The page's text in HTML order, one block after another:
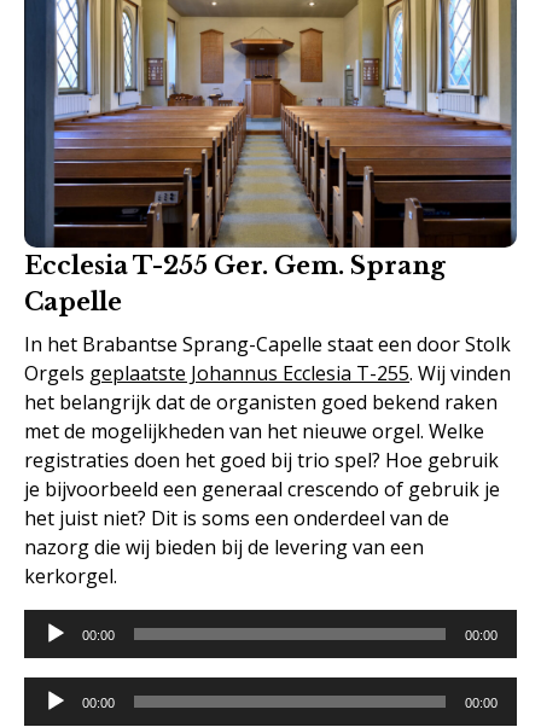
Ecclesia T-255 Ger. Gem. Sprang
Capelle
In het Brabantse Sprang-Capelle staat een door Stolk
Orgels geplaatste Johannus Ecclesia T-255. Wij vinden
het belangrijk dat de organisten goed bekend raken
met de mogelijkheden van het nieuwe orgel. Welke
registraties doen het goed bij trio spel? Hoe gebruik
je bijvoorbeeld een generaal crescendo of gebruik je
het juist niet? Dit is soms een onderdeel van de
nazorg die wij bieden bij de levering van een
kerkorgel.
Audiospeler
00:00 00:00
Audiospeler
00:00 00:00